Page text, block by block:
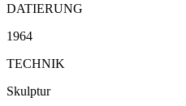
DATIERUNG
1964
TECHNIK
Skulptur